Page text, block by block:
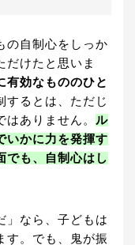
の自制心をしっか
だけたと思いま
有効なもののひと
するとは、ただじ
ありません。 ル
いかに力を発揮す
でも、自制心はし
」なら、子どもは
す。でも、鬼が振